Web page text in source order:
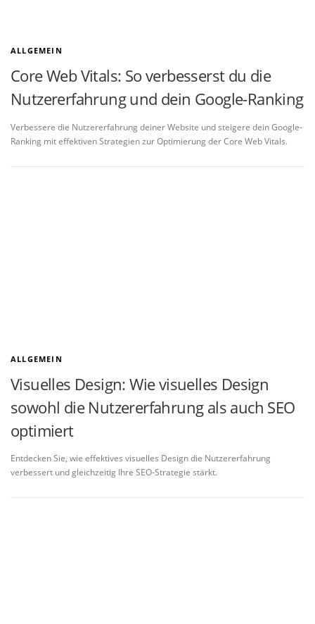
ALLGEMEIN
Core Web Vitals: So verbesserst du die
Nutzererfahrung und dein Google-Ranking
Verbessere die Nutzererfahrung deiner Website und steigere dein Google-
Ranking mit effektiven Strategien zur Optimierung der Core Web Vitals.
ALLGEMEIN
Visuelles Design: Wie visuelles Design
sowohl die Nutzererfahrung als auch SEO
optimiert
Entdecken Sie, wie effektives visuelles Design die Nutzererfahrung
verbessert und gleichzeitig Ihre SEO-Strategie stärkt.